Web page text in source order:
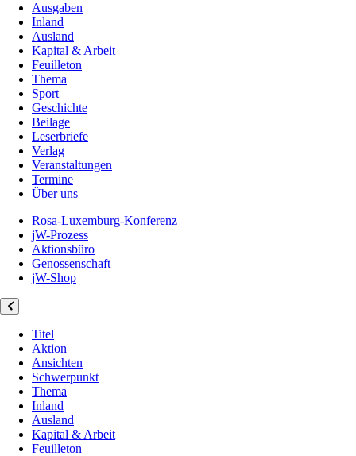
Ausgaben
Inland
Ausland
Kapital & Arbeit
Feuilleton
Thema
Sport
Geschichte
Beilage
Leserbriefe
Verlag
Veranstaltungen
Termine
Über uns
Rosa-Luxemburg-Konferenz
jW-Prozess
Aktionsbüro
Genossenschaft
jW-Shop
Titel
Aktion
Ansichten
Schwerpunkt
Thema
Inland
Ausland
Kapital & Arbeit
Feuilleton